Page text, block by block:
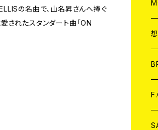
の名曲で、山名昇さんへ捧ぐ
されたスタンダート曲「ON